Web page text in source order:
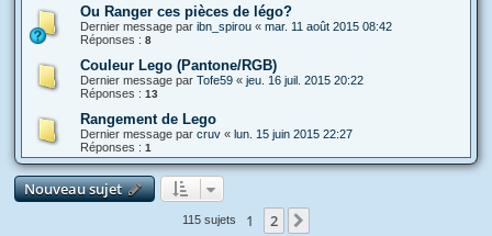
Ou Ranger ces pièces de légo?
Dernier message par ibn_spirou « mar. 11 août 2015 08:42
Réponses : 8
Couleur Lego (Pantone/RGB)
Dernier message par Tofe59 « jeu. 16 juil. 2015 20:22
Réponses : 13
Rangement de Lego
Dernier message par cruv « lun. 15 juin 2015 22:27
Réponses : 1
Nouveau sujet
115 sujets 1 2